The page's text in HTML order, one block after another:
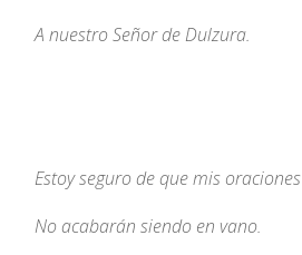
A nuestro Señor de Dulzura.
Estoy seguro de que mis oraciones
No acabarán siendo en vano.